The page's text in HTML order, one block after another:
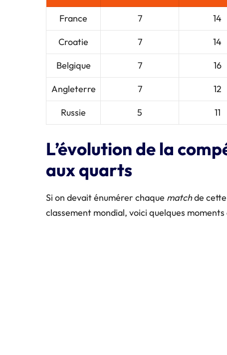
France 7 14
Croatie 7 14
Belgique 7 16
Angleterre 7 12
Russie 5 11
L’évolution de la
aux quarts
Si on devait énumérer chaque matchde cette
classement mondial, voici quelques